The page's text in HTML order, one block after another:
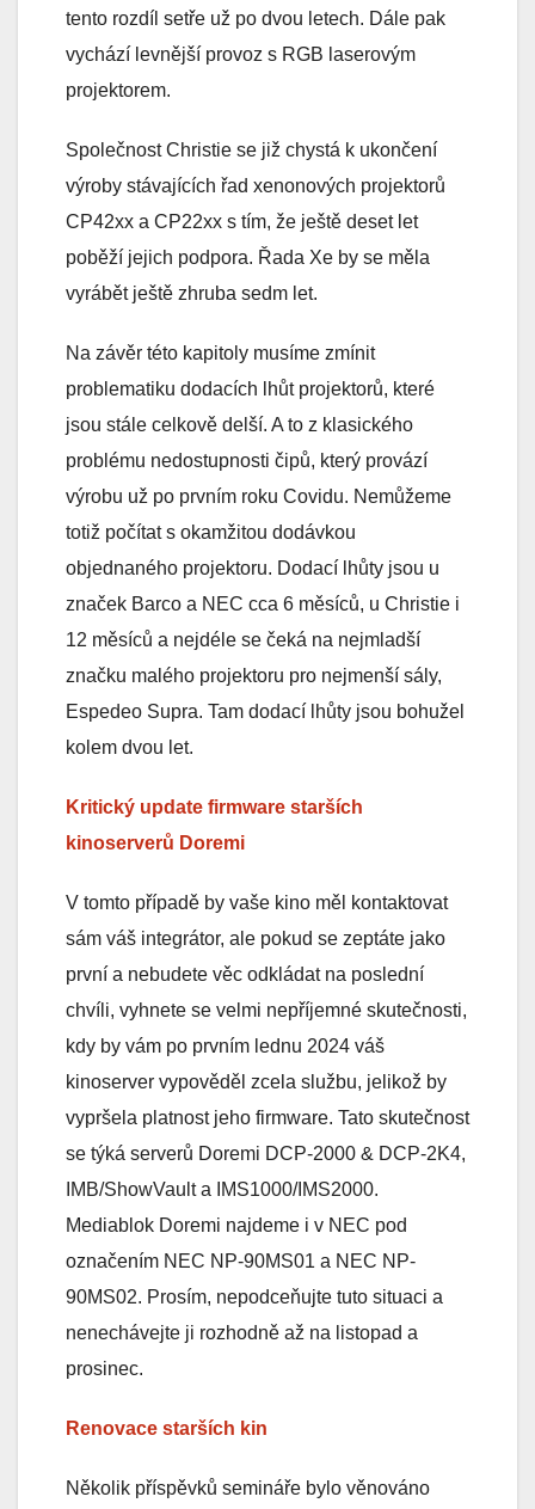
tento rozdíl setře už po dvou letech. Dále pak
vychází levnější provoz s RGB laserovým
projektorem.
Společnost Christie se již chystá k ukončení
výroby stávajících řad xenonových projektorů
CP42xx a CP22xx s tím, že ještě deset let
poběží jejich podpora. Řada Xe by se měla
vyrábět ještě zhruba sedm let.
Na závěr této kapitoly musíme zmínit
problematiku dodacích lhůt projektorů, které
jsou stále celkově delší. A to z klasického
problému nedostupnosti čipů, který provází
výrobu už po prvním roku Covidu. Nemůžeme
totiž počítat s okamžitou dodávkou
objednaného projektoru. Dodací lhůty jsou u
značek Barco a NEC cca 6 měsíců, u Christie i
12 měsíců a nejdéle se čeká na nejmladší
značku malého projektoru pro nejmenší sály,
Espedeo Supra. Tam dodací lhůty jsou bohužel
kolem dvou let.
Kritický update firmware starších
kinoserverů Doremi
V tomto případě by vaše kino měl kontaktovat
sám váš integrátor, ale pokud se zeptáte jako
první a nebudete věc odkládat na poslední
chvíli, vyhnete se velmi nepříjemné skutečnosti,
kdy by vám po prvním lednu 2024 váš
kinoserver vypověděl zcela službu, jelikož by
vypršela platnost jeho firmware. Tato skutečnost
se týká serverů Doremi DCP-2000 & DCP-2K4,
IMB/ShowVault a IMS1000/IMS2000.
Mediablok Doremi najdeme i v NEC pod
označením NEC NP-90MS01 a NEC NP-
90MS02. Prosím, nepodceňujte tuto situaci a
nenechávejte ji rozhodně až na listopad a
prosinec.
Renovace starších kin
Několik příspěvků semináře bylo věnováno